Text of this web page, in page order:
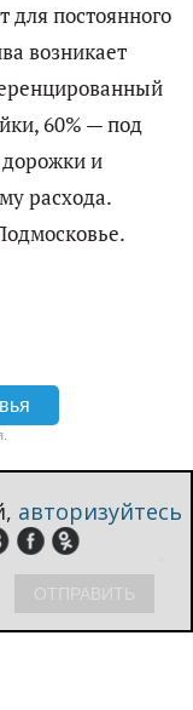
постоянного
возникает
60% — под
и
расхода.
авторизуйтесь